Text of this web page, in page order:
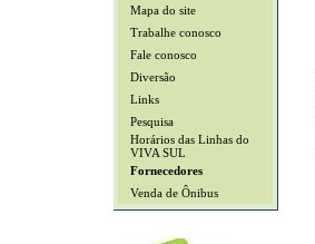
Mapa do site
Trabalhe conosco
Fale conosco
Diversão
Links
Pesquisa
Horários das Linhas do
VIVA SUL
Fornecedores
Venda de Ônibus